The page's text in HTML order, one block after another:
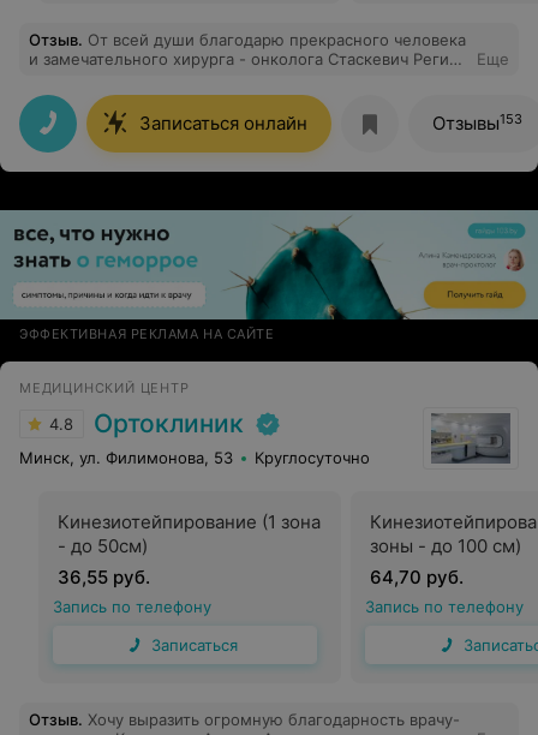
Отзыв. От всей души благодарю прекрасного человека
и замечательного хирурга - онколога Стаскевич Регину
январе 2026 года она мне удалила кератоз на спинке
носа и невус под бровью. Всё прошло настолько
безболезненно и прекрасно , что я снова приехала к
ней же в феврале на удаление папилом кожи верхнего
века. Регина Николаевна , большое спасибо вам и
Еще
Записаться онлайн Отзывы153
ЭФФЕКТИВНАЯ РЕКЛАМА НА САЙТЕ
МЕДИЦИНСКИЙ ЦЕНТР
4.8 Ортоклиник
Минск, ул. Филимонова, 53 Круглосуточно
Кинезиотейпирование (1 зона
- до 50см)
36,55 руб.
Запись по телефону
Записаться
зоны - до 100 см)
64,70 руб.
Запись по телефону
Отзыв. Хочу выразить огромную благодарность врачу-